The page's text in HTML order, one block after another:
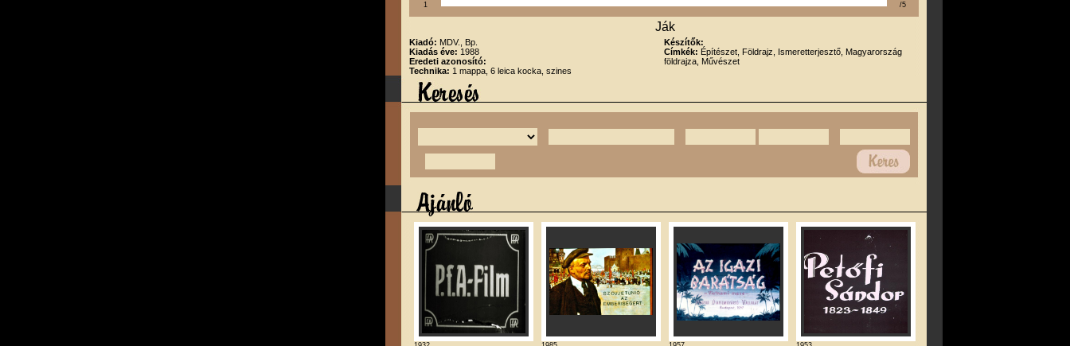
1 /5
Ják
Kiadó: MDV., Bp.
Kiadás éve: 1988
Eredeti azonosító:
Technika: 1 mappa, 6 leica kocka, szines
Készítők:
Címkék: Építészet, Földrajz, Ismeretterjesztő, Magyarország
földrajza, Művészet